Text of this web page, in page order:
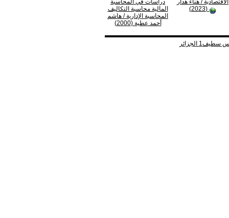
دراسات في المحاسبة
المالية محاسبة التكاليف
المحاسبة الإدارية/ هاشم
أحمد عطية (2000)
الاقتصادية/ هناء هدار
(2023)